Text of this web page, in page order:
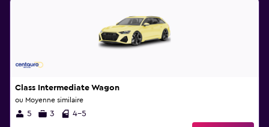
Class Intermediate Wagon
ou Moyenne similaire
5 3 4-5